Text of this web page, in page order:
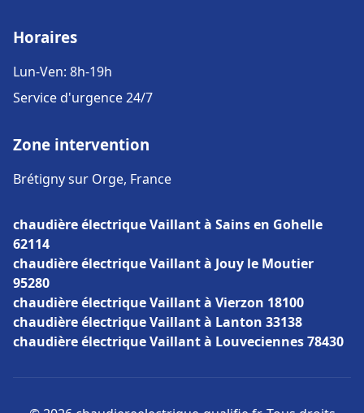
Horaires
Lun-Ven: 8h-19h
Service d'urgence 24/7
Zone intervention
Brétigny sur Orge, France
chaudière électrique Vaillant à Sains en Gohelle
62114
chaudière électrique Vaillant à Jouy le Moutier
95280
chaudière électrique Vaillant à Vierzon 18100
chaudière électrique Vaillant à Lanton 33138
chaudière électrique Vaillant à Louveciennes 78430